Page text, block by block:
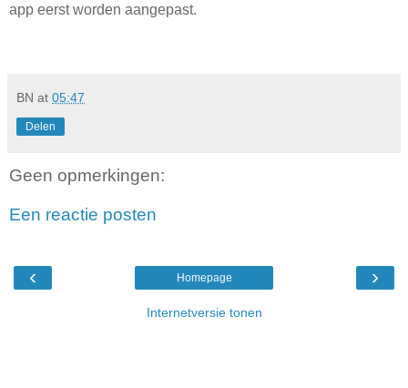
app eerst worden aangepast.
BN at 05:47
Delen
Geen opmerkingen:
Een reactie posten
‹ ›
Homepage
Internetversie tonen